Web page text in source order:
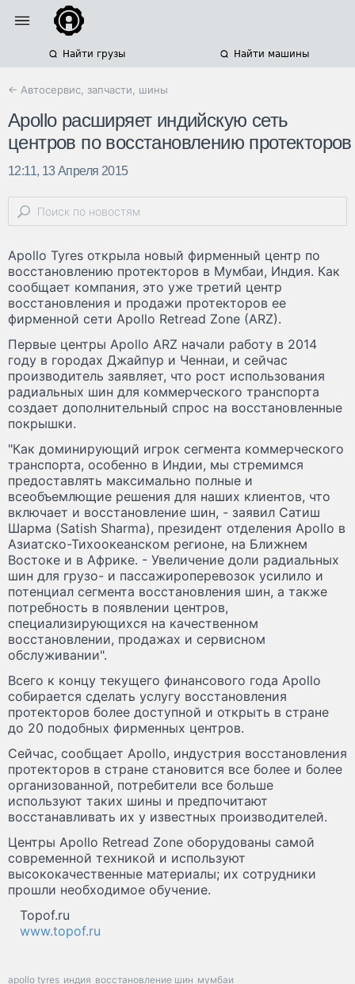
Найти грузы Найти машины
← Автосервис, запчасти, шины
Apollo расширяет индийскую сеть
центров по восстановлению протекторов
12:11, 13 Апреля 2015
Apollo Tyres открыла новый фирменный центр по
восстановлению протекторов в Мумбаи, Индия. Как
сообщает компания, это уже третий центр
восстановления и продажи протекторов ее
фирменной сети Apollo Retread Zone (ARZ).
Первые центры Apollo ARZ начали работу в 2014
году в городах Джайпур и Ченнаи, и сейчас
производитель заявляет, что рост использования
радиальных шин для коммерческого транспорта
создает дополнительный спрос на восстановленные
покрышки.
"Как доминирующий игрок сегмента коммерческого
транспорта, особенно в Индии, мы стремимся
предоставлять максимально полные и
всеобъемлющие решения для наших клиентов, что
включает и восстановление шин, - заявил Сатиш
Шарма (Satish Sharma), президент отделения Apollo в
Азиатско-Тихоокеанском регионе, на Ближнем
Востоке и в Африке. - Увеличение доли радиальных
шин для грузо- и пассажироперевозок усилило и
потенциал сегмента восстановления шин, а также
потребность в появлении центров,
специализирующихся на качественном
восстановлении, продажах и сервисном
обслуживании".
Всего к концу текущего финансового года Apollo
собирается сделать услугу восстановления
протекторов более доступной и открыть в стране
до 20 подобных фирменных центров.
Сейчас, сообщает Apollo, индустрия восстановления
протекторов в стране становится все более и более
организованной, потребители все больше
используют таких шины и предпочитают
восстанавливать их у известных производителей.
Центры Apollo Retread Zone оборудованы самой
современной техникой и используют
высококачественные материалы; их сотрудники
прошли необходимое обучение.
Topof.ru
www.topof.ru
apollo tyres индия восстановление шин мумбаи